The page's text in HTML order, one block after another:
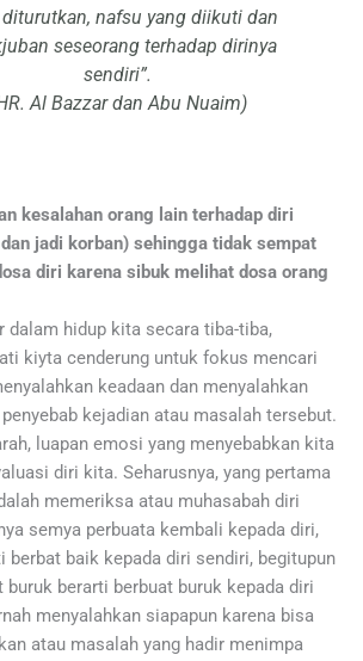
diturutkan, nafsu yang diikuti dan
seseorang terhadap dirinya
sendiri”.
Al Bazzar dan Abu Nuaim)
kesalahan orang lain terhadap diri
jadi korban) sehingga tidak sempat
diri karena sibuk melihat dosa orang
dalam hidup kita secara tiba-tiba,
kiyta cenderung untuk fokus mencari
keadaan dan menyalahkan
kejadian atau masalah tersebut.
luapan emosi yang menyebabkan kita
diri kita. Seharusnya, yang pertama
memeriksa atau muhasabah diri
semya perbuata kembali kepada diri,
berbat baik kepada diri sendiri, begitupun
buruk berarti berbuat buruk kepada diri
menyalahkan siapapun karena bisa
atau masalah yang hadir menimpa